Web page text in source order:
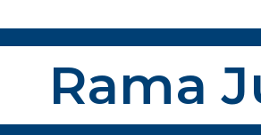
Rama